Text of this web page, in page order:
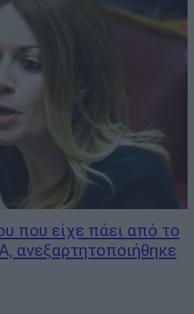
που είχε πάει από το
ανεξαρτητοποιήθηκε